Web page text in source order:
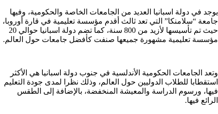
يوجد في دولة اسبانيا العديد من الجامعات الخاصة والحكومية، وفيها
جامعة “سلامنكا” التي تعد ثالث أقدم مؤسسة تعليمية في قارة أوروبا،
حيث تم تأسيسها لأزيد من 800 سنة، كما تضم دولة اسبانيا حوالي 20
مؤسسة تعليمية مشهورة جميعها صنفت كأفضل جامعات حول العالم.
وتعد الجامعات الحكومية الأندلسية في جنوب دولة اسبانيا هي الأكثر
استقطابا للطلاب الدوليين حول العالم، وذلك نظرا لمدى جودة التعليم
فيها، ورسوم الدراسة والمعيشة المنخفضة، بالإضافة إلى الطقس
الرائع فيها.